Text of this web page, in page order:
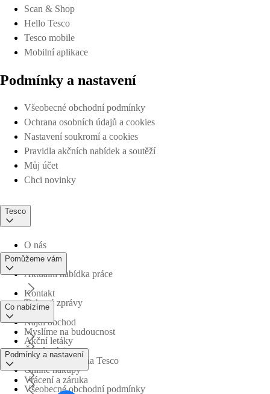
Scan & Shop
Hello Tesco
Tesco mobile
Mobilní aplikace
Podmínky a nastavení
Všeobecné obchodní podmínky
Ochrana osobních údajů a cookies
Nastavení soukromí a cookies
Pravidla akčních nabídek a soutěží
Můj účet
Chci novinky
Tesco
O nás
Aktuální nabídka práce
Tiskové zprávy
Myslíme na budoucnost
Obchodní skupina Tesco
Pomůžeme vám
Kontakt
Najdi obchod
Časté otázky
Vrácení a záruka
Co nabízíme
Akční letáky
Online nákupy
Podmínky a nastavení
Všeobecné obchodní podmínky